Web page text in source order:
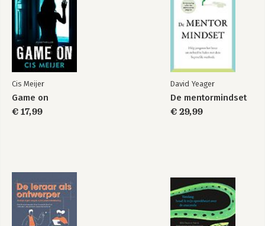
didactiek
in een notendop
Cis Meijer
Game on
€ 17,99
David Yeager
De mentormindset
€ 29,99